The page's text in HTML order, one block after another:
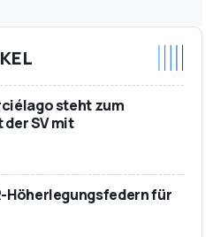
steht zum
SV mit
Höherlegungsfedern für